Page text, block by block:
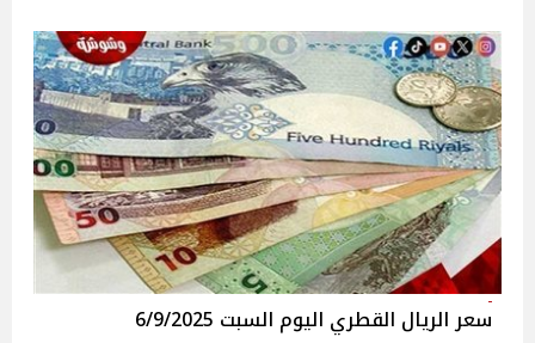
سعر الريال القطري اليوم السبت 6/9/2025